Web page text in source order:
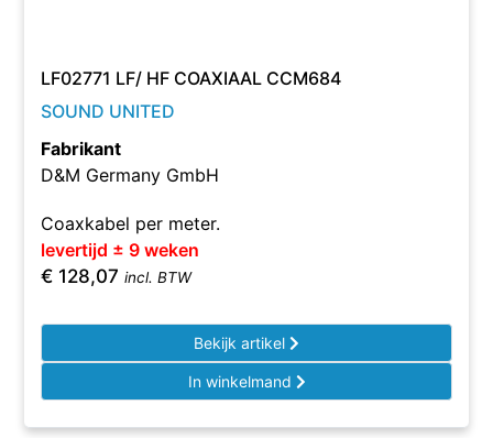
LF02771 LF/ HF COAXIAAL CCM684
SOUND UNITED
Fabrikant
D&M Germany GmbH
Coaxkabel per meter.
levertijd ± 9 weken
€ 128,07 incl. BTW
Bekijk artikel
In winkelmand